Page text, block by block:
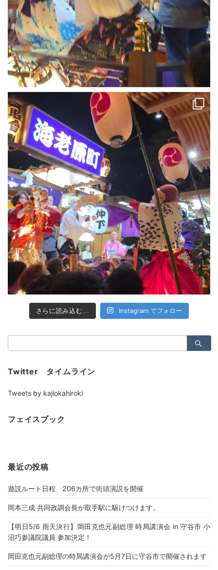
さらに読み込む... Instagram でフォロー
索：
Twitter タイムライン
Tweets by kajiokahiroki
フェイスブック
最近の投稿
遊説ルート日程 206カ所で街頭演説を開催
岡本三成 共同政調会長が取手駅に駆けつけます。
【明日5/6 雨天決行】岡田克也元副総理 時局講演会 in 守谷市 小
沼巧参議院議員 参加決定！
岡田克也元副総理の時局講演会が5月7日に守谷市で開催されます